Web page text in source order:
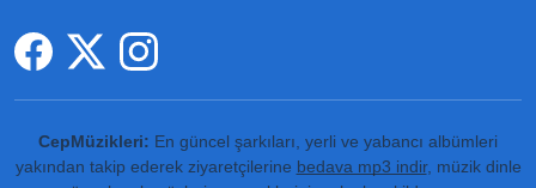
CepMüzikleri: En güncel şarkıları, yerli ve yabancı albümleri
yakından takip ederek ziyaretçilerine bedava mp3 indir, müzik dinle